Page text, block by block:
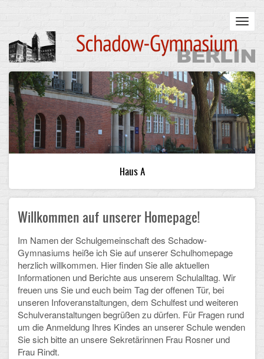
content
Main
navigation
STARTSEITE
UNSERE SCHULE
Infos zum Schulalltag
Campus
Sanierung
Schulpartnerschaft
Historisches
Schulalbum
SCHULLEBEN
Kollegium
Haus A
Willkommen auf unserer Homepage!
Im Namen der Schulgemeinschaft des Schadow-
Gymnasiums heiße ich Sie auf unserer Schulhomepage
herzlich willkommen. Hier finden Sie alle aktuellen
Informationen und Berichte aus unserem Schulalltag. Wir
freuen uns Sie und euch beim Tag der offenen Tür, bei
unseren Infoveranstaltungen, dem Schulfest und weiteren
Schulveranstaltungen begrüßen zu dürfen. Für Fragen rund
um die Anmeldung Ihres Kindes an unserer Schule wenden
Sie sich bitte an unsere Sekretärinnen Frau Rosner und
Frau Rindt.